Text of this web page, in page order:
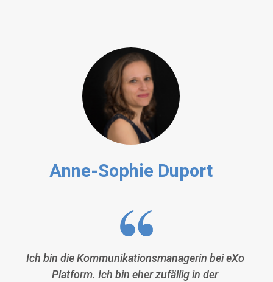
Anne-Sophie Duport
Ich bin die Kommunikationsmanagerin bei eXo
Platform. Ich bin eher zufällig in der